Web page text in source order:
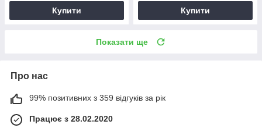
Купити Купити
Показати ще
Про нас
99% позитивних з 359 відгуків за рік
Працює з 28.02.2020